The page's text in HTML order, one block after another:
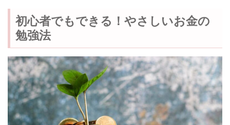
初心者でもできる！やさしいお金の
勉強法